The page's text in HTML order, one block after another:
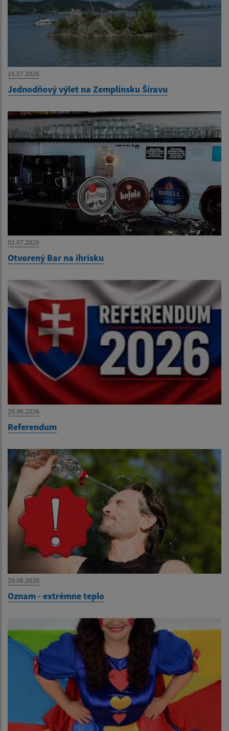
16.07.2026
Jednodňový výlet na Zemplínsku Šíravu
02.07.2026
Otvorený Bar na ihrisku
29.06.2026
Referendum
29.06.2026
Oznam - extrémne teplo